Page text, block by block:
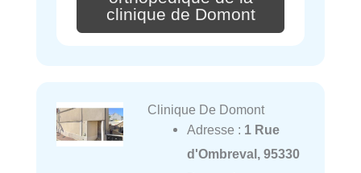
clinique de Domont
Clinique De Domont
Adresse : 1 Rue
d'Ombreval, 95330